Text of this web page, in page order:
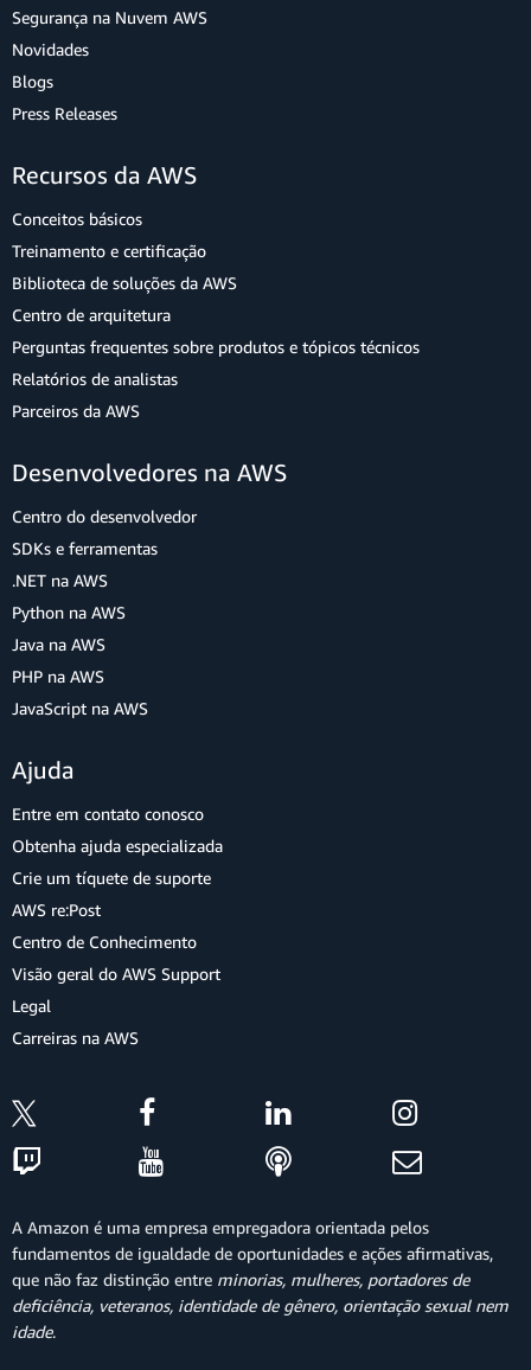
Segurança na Nuvem AWS
Novidades
Blogs
Press Releases
Recursos da AWS
Conceitos básicos
Treinamento e certificação
Biblioteca de soluções da AWS
Centro de arquitetura
Perguntas frequentes sobre produtos e tópicos técnicos
Relatórios de analistas
Parceiros da AWS
Desenvolvedores na AWS
Centro do desenvolvedor
SDKs e ferramentas
.NET na AWS
Python na AWS
Java na AWS
PHP na AWS
JavaScript na AWS
Ajuda
Entre em contato conosco
Obtenha ajuda especializada
Crie um tíquete de suporte
AWS re:Post
Centro de Conhecimento
Visão geral do AWS Support
Legal
Carreiras na AWS
A Amazon é uma empresa empregadora orientada pelos
fundamentos de igualdade de oportunidades e ações afirmativas,
que não faz distinção entre minorias, mulheres, portadores de
deficiência, veteranos, identidade de gênero, orientação sexual nem
idade.